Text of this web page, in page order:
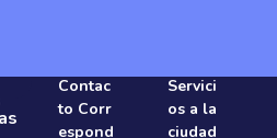
Contac
to Corr
espond
Servici
os a la
ciudad